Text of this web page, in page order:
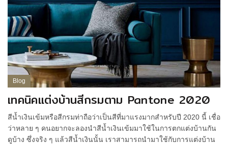
Blog
เทคนิคแต่งบ้านสีกรมตาม Pantone 2020
สีน้ำเงินเข้มหรือสีกรมท่าถือว่าเป็นสีที่มาแรงมากสำหรับปี 2020 นี้ เชื่อ
ว่าหลาย ๆ คนอยากจะลองนำสีน้ำเงินเข้มมาใช้ในการตกแต่งบ้านกัน
ดูบ้าง ซึ่งจริง ๆ แล้วสีน้ำเงินนั้น เราสามารถนำมาใช้กับการแต่งบ้าน